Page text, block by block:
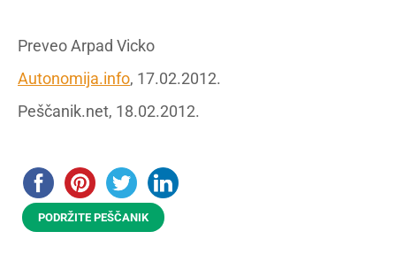
Preveo Arpad Vicko
Autonomija.info, 17.02.2012.
Peščanik.net, 18.02.2012.
PODRŽITE PEŠČANIK